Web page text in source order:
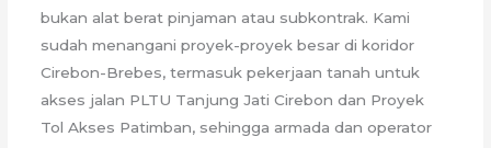
bukan alat berat pinjaman atau subkontrak. Kami
sudah menangani proyek-proyek besar di koridor
Cirebon-Brebes, termasuk pekerjaan tanah untuk
akses jalan PLTU Tanjung Jati Cirebon dan Proyek
Tol Akses Patimban, sehingga armada dan operator